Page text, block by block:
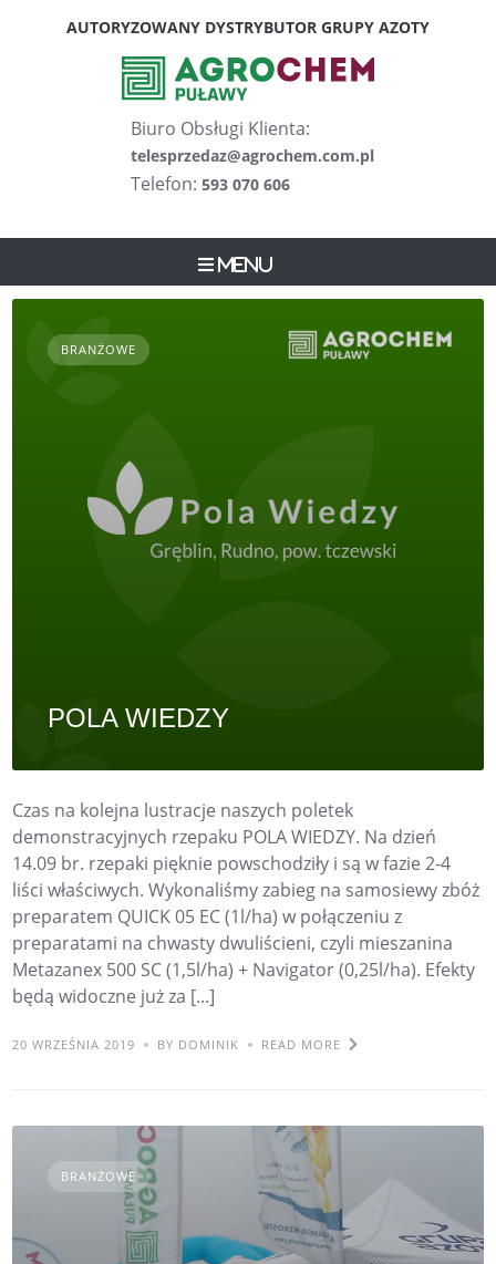
AUTORYZOWANY DYSTRYBUTOR GRUPY AZOTY
Biuro Obsługi Klienta:
telesprzedaz@agrochem.com.pl
Telefon: 593 070 606
Menu
BRANŻOWE
POLA WIEDZY
Czas na kolejna lustracje naszych poletek
demonstracyjnych rzepaku POLA WIEDZY. Na dzień
14.09 br. rzepaki pięknie powschodziły i są w fazie 2-4
liści właściwych. Wykonaliśmy zabieg na samosiewy zbóż
preparatem QUICK 05 EC (1l/ha) w połączeniu z
preparatami na chwasty dwuliścieni, czyli mieszanina
Metazanex 500 SC (1,5l/ha) + Navigator (0,25l/ha). Efekty
będą widoczne już za [...]
20 WRZEŚNIA 2019 BY DOMINIK READ MORE
BRANŻOWE